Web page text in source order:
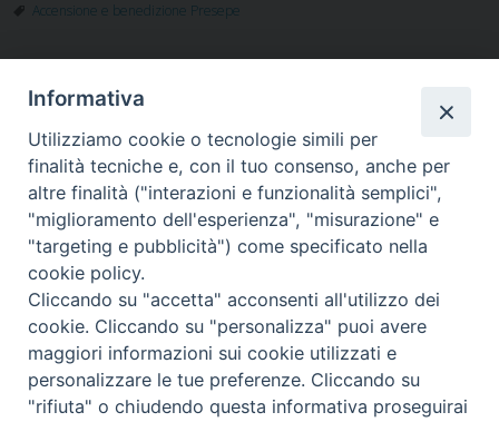
Accensione e benedizione Presepe
POLICORO, AL VIA LA
SETTIMA PUNTATA
DEL PODCAST
WONDER(FUL)
EIGHT
CAMBRIDGE,
MEDAGLIA DEL
PRESIDENTE DELLA
REPUBBLICA»
Diocesi di Assisi - Nocera Umbra - Gualdo
Tadino
Informativa
Utilizziamo cookie o tecnologie simili per
finalità tecniche e, con il tuo consenso, anche per
altre finalità ("interazioni e funzionalità semplici",
"miglioramento dell'esperienza", "misurazione" e
"targeting e pubblicità") come specificato nella
cookie policy.
Cliccando su "accetta" acconsenti all'utilizzo dei
cookie. Cliccando su "personalizza" puoi avere
maggiori informazioni sui cookie utilizzati e
personalizzare le tue preferenze. Cliccando su
"rifiuta" o chiudendo questa informativa proseguirai